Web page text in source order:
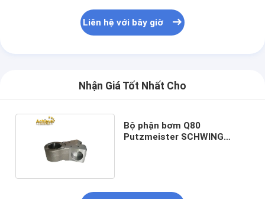
Liên hệ với bây giờ
Nhận Giá Tốt Nhất Cho
Bộ phận bơm Q80
Putzmeister SCHWING